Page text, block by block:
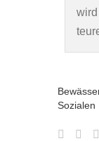
Sozialen